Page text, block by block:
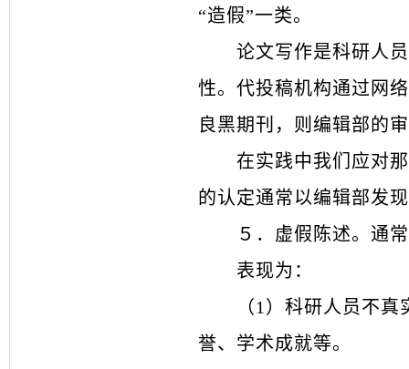
“造假”一类。
论文写作是科研人
性。代投稿机构通过网
良黑期刊，则编辑部的
在实践中我们应对
的认定通常以编辑部发
５． 虚假陈述。通
表现为：
（1）科研人员不真
誉、学术成就等。